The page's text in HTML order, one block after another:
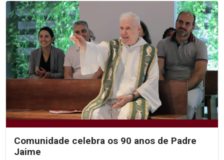
Comunidade celebra os 90 anos de Padre
Jaime